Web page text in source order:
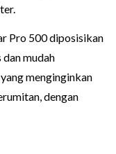
Pro 500 diposisikan
mudah
menginginkan
dengan